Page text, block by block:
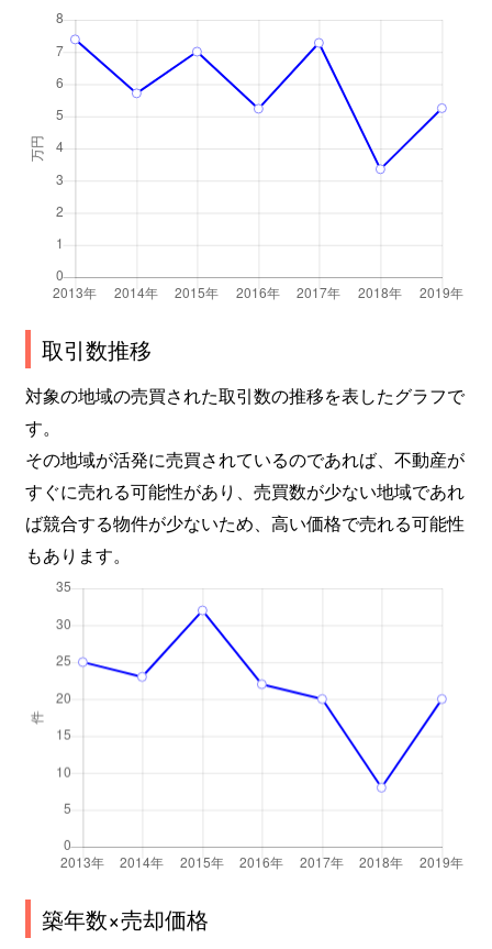
取引数推移
対象の地域の売買された取引数の推移を表したグラフで
す。
その地域が活発に売買されているのであれば、不動産が
すぐに売れる可能性があり、売買数が少ない地域であれ
ば競合する物件が少ないため、高い価格で売れる可能性
もあります。
築年数×売却価格